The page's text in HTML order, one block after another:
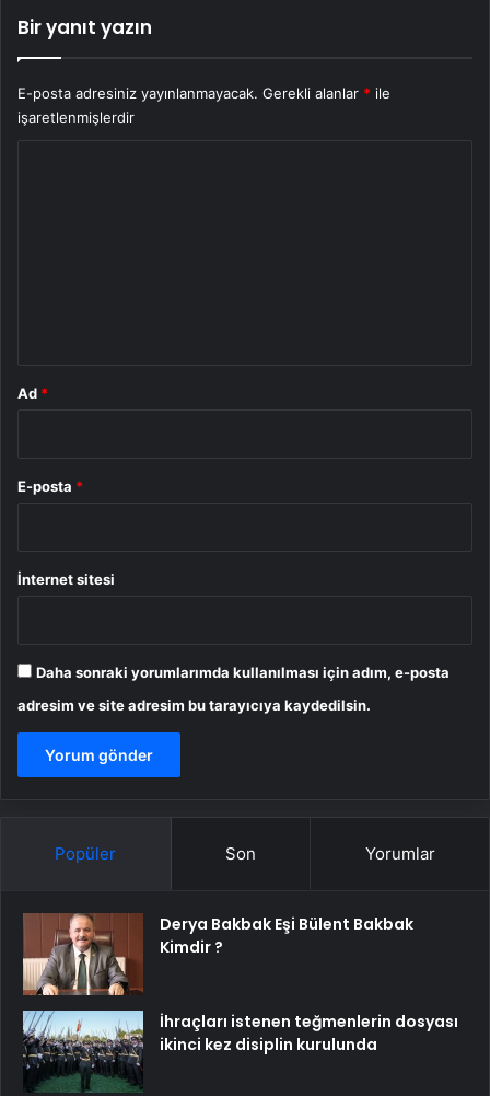
Bir yanıt yazın
E-posta adresiniz yayınlanmayacak. Gerekli alanlar * ile
işaretlenmişlerdir
Ad *
E-posta *
İnternet sitesi
Daha sonraki yorumlarımda kullanılması için adım, e-posta
adresim ve site adresim bu tarayıcıya kaydedilsin.
Popüler Son Yorumlar
Derya Bakbak Eşi Bülent Bakbak
Kimdir ?
İhraçları istenen teğmenlerin dosyası
ikinci kez disiplin kurulunda